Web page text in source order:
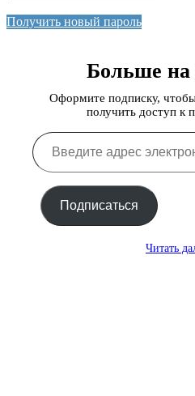
Получить новый пароль
Больше на
Оформите подписку,
получить доступ к
Введите
адрес
электронной
Подписаться
Читать